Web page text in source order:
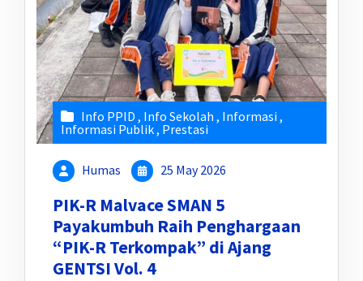
Info PPID , Info Sekolah , Informasi,
Informasi Publik, Prestasi
Humas 25 May 2026
PIK-R Malvace SMAN 5
Payakumbuh Raih Penghargaan
“PIK-R Terkompak” di Ajang
GENTSI Vol. 4